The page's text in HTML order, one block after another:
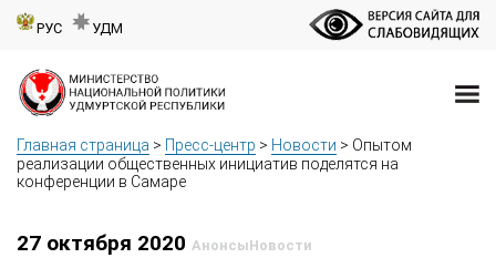
РУС УДМ
Главная страница > Пресс-центр > Новости > Опытом
реализации общественных инициатив поделятся на
конференции в Самаре
27 октября 2020 АнонсыНовости